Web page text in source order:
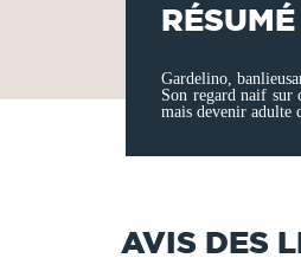
RÉSUMÉ
Gardelino,
Son regard naif sur
mais devenir adulte
AVIS DES